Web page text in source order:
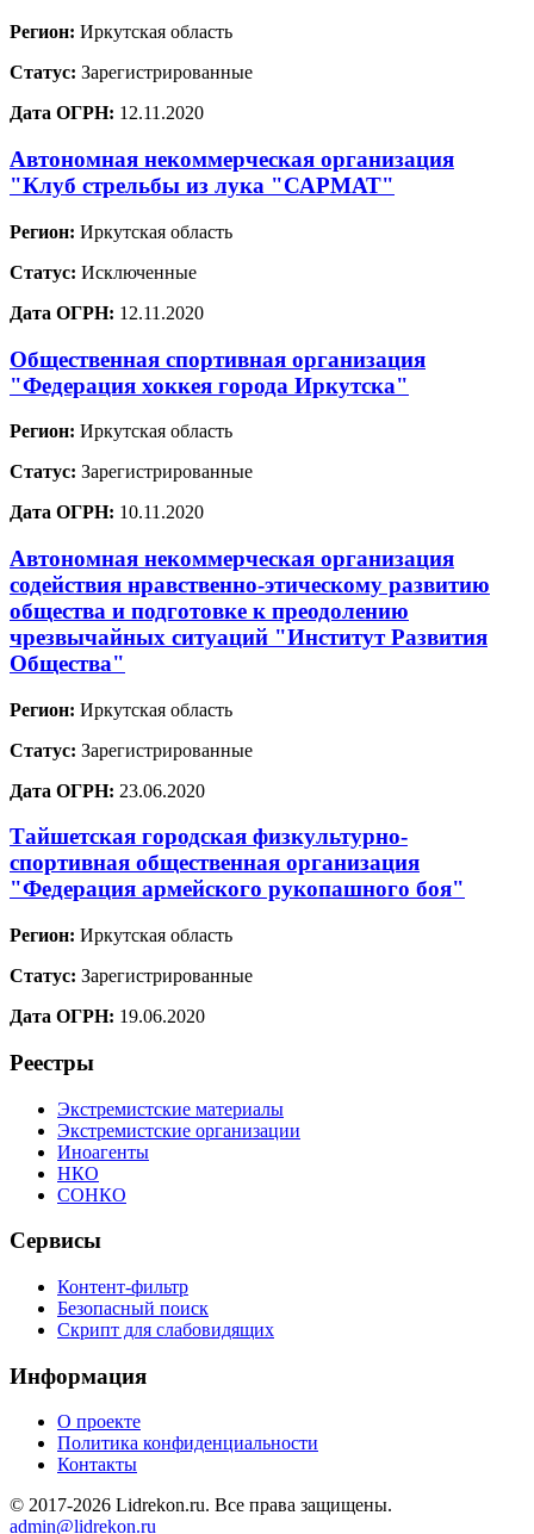
Регион: Иркутская область
Статус: Зарегистрированные
Дата ОГРН: 12.11.2020
Автономная некоммерческая организация
"Клуб стрельбы из лука "САРМАТ"
Регион: Иркутская область
Статус: Исключенные
Дата ОГРН: 12.11.2020
Общественная спортивная организация
"Федерация хоккея города Иркутска"
Регион: Иркутская область
Статус: Зарегистрированные
Дата ОГРН: 10.11.2020
Автономная некоммерческая организация
содействия нравственно-этическому развитию
общества и подготовке к преодолению
чрезвычайных ситуаций "Институт Развития
Общества"
Регион: Иркутская область
Статус: Зарегистрированные
Дата ОГРН: 23.06.2020
Тайшетская городская физкультурно-
спортивная общественная организация
"Федерация армейского рукопашного боя"
Регион: Иркутская область
Статус: Зарегистрированные
Дата ОГРН: 19.06.2020
Реестры
Экстремистские материалы
Экстремистские организации
Иноагенты
НКО
СОНКО
Сервисы
Контент-фильтр
Безопасный поиск
Скрипт для слабовидящих
Информация
О проекте
Политика конфиденциальности
Контакты
© 2017-2026 Lidrekon.ru. Все права защищены.
admin@lidrekon.ru